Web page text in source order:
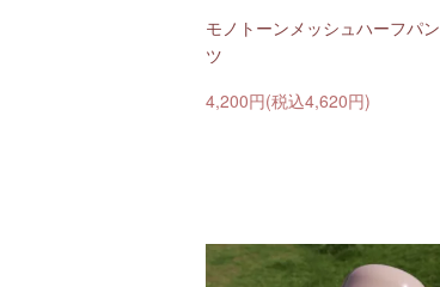
モノトーンメッシュハーフパン
ツ
4,200円(税込4,620円)